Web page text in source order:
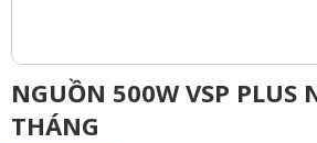
NGUỒN 500W VSP PLUS
THÁNG